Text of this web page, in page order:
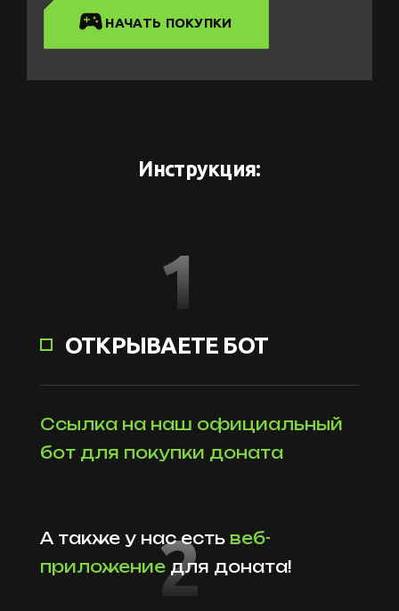
НАЧАТЬ ПОКУПКИ
Инструкция:
ОТКРЫВАЕТЕ БОТ
Ссылка на наш официальный
бот для покупки доната
А также у нас есть веб-
приложение для доната!
1
2